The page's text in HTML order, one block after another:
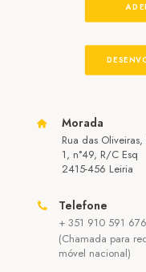
Morada
Rua das Oliveiras,
1, n°49, R/C Esq
2415-456 Leiria
Telefone
+ 351 910 591 676
(Chamada para
móvel nacional)